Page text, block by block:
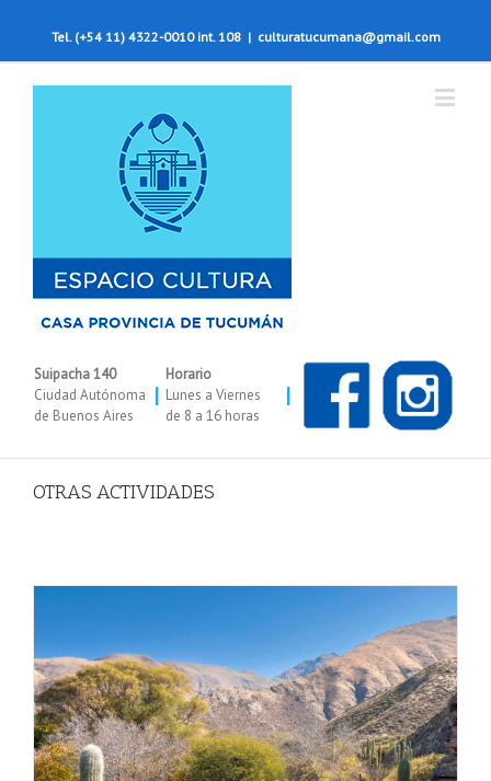
Tel. (+54 11) 4322-0010 int. 108 | culturatucumana@gmail.com
Suipacha 140
Ciudad Autónoma
de Buenos Aires
|
Horario
Lunes a Viernes
de 8 a 16 horas
|
OTRAS ACTIVIDADES